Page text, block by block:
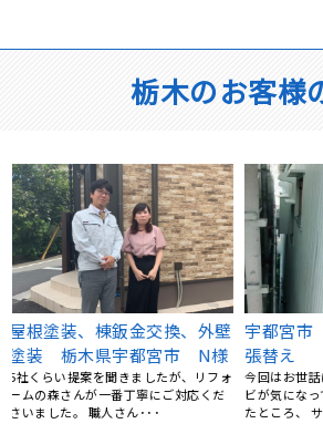
栃木のお客様
栃木県宇都宮市 アパート屋
根工事 カバー工法
アパートの住人さんから、雨漏りして
いるとの連絡を頂き、慌てて屋根工事
業者を探したのですが、今･･･
ベラン
カバー
修工事
様